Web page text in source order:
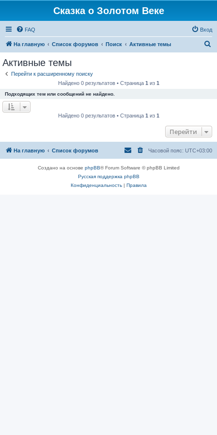
Сказка о Золотом Веке
FAQ Вход
На главную Список форумов Поиск Активные темы
Активные темы
Перейти к расширенному поиску
Найдено 0 результатов • Страница 1 из 1
Подходящих тем или сообщений не найдено.
Найдено 0 результатов • Страница 1 из 1
Перейти
На главную Список форумов Часовой пояс: UTC+03:00
Создано на основе phpBB® Forum Software © phpBB Limited
Русская поддержка phpBB
Конфиденциальность| Правила